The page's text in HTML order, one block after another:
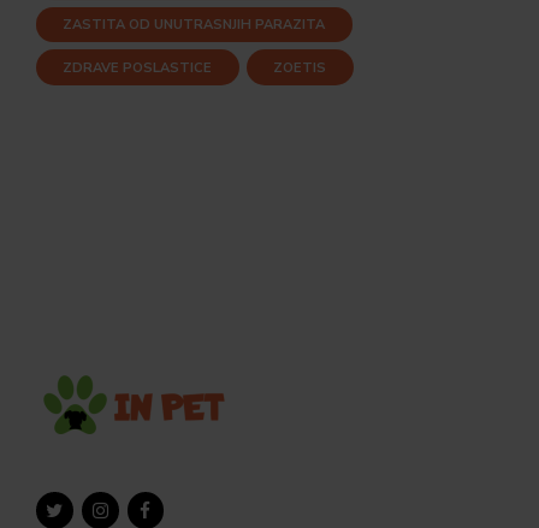
ZASTITA OD UNUTRASNJIH PARAZITA
ZDRAVE POSLASTICE ZOETIS